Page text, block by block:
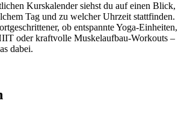
Kurskalender siehst du auf einen Blick,
Tag und zu welcher Uhrzeit stattfinden.
ob entspannte Yoga-Einheiten,
oder kraftvolle Muskelaufbau-Workouts –
dabei.